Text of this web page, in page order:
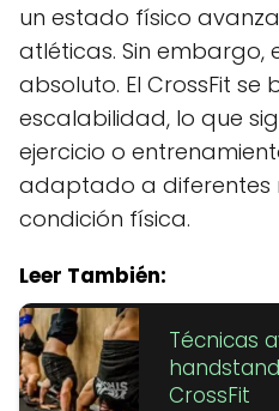
un estado físico
atléticas. Sin embargo,
absoluto. El CrossFit
escalabilidad, lo que
ejercicio o
adaptado a diferentes
condición física.
Leer También:
Técnicas
CrossFit